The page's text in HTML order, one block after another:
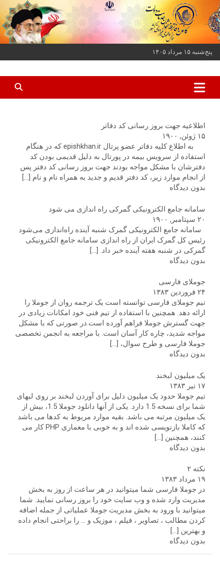
به
محتوا
بروید
پنج‌شنبه ۱۵ مرداد ۱۴۰۵
کانون دفاتر پیشخوان
اطلاعیه جهت بروز رسانی کد دفاتر
۱۵ ژوئن, ۱۹۰۰
به اطلاع کلیه دفاتر عضو پرتال epishkhan.ir که در هنگام
استفاده از سرویس بیمه در پورتال به دلیل قدیمی بودن کد
دفترشان با مشکل مواجه بودند جهت بروز رسانی کد دفتر پس
از انجام موارد زیر، کد دفتر قدیم و جدید به همراه نام و نام […]
بدون دیدگاه
سامانه جامع الکترونیکی گمرکی راه اندازی می شود
۲۰ سپتامبر, ۱۹۰۰
سامانه جامع الکترونیکی گمرک شنبه آینده راه‌اندازی می‌شود
رئیس کل گمرک ایران از راه اندازی سامانه جامع الکترونیکی
گمرکی در شنبه هفته آینده خبر داد. […]
بدون دیدگاه
جوملای فارسی
۲۴ فروردین ۱۳۸۳
تیم جوملای فارسی توانسته است یک ترجمه روان از جوملا را
ارائه دهد. همچنین با استفاده از تیم فنی خود امکانات زیادی در
جهت گسترش جوملا فراهم آورده است.در صورتی که با مشکل
مواجه شدید، چاره کار آسان است. با مراجعه به انجمن تخصصی
جوملا فارسی و طرح سوال، […]
بدون دیدگاه
یک میلیون لبخند
۱۷ تیر ۱۳۸۳
تیم جوملا حدود یک میلیون دلیل برای آوردن لبخند بر روی لبهای
شما برای نسخه 1.5 دارد. یکی از آنها دانلود جوملا 1.5، بیش از
یک میلیون مرتبه می باشد. بقیه موارد مربوط به کدها می باشد
که کاملا بازنویسی شده اند و به خوبی با معماری PHP کار می
کنند، همچنین […]
بدون دیدگاه
نکته ۲
۱۹ مرداد ۱۳۸۳
در جوملا فارسی شما میتوانید در هر ساعت از روز به بخش
مدیریت وارد شده و وب سایت خود را بروز رسانی نمایید. شما
میتوانید با ورود به بخش مدیریت جوملا عملیاتی از جمله اضافه
کردن مطالب ، تصاویر ، فیلم ، موزیک و … را براحتی انجام داده
و بهترین […]
بدون دیدگاه